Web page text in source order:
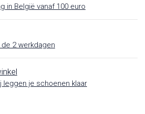
in België vanaf 100 euro
2 werkdagen
leggen je schoenen klaar